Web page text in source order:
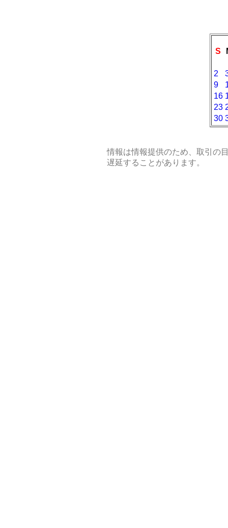
S
2
9
16
23
30
情報は情報提供のため、取引の
遅延することがあります。